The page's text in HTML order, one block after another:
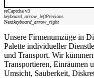
reCaptcha v3
keyboard_arrow_leftPrevious
Nextkeyboard_arrow_right
Unsere Firmenumzüge in
Palette individueller
und Transport. Wir
Transportieren, Einräumen
Umsicht, Sauberkeit,